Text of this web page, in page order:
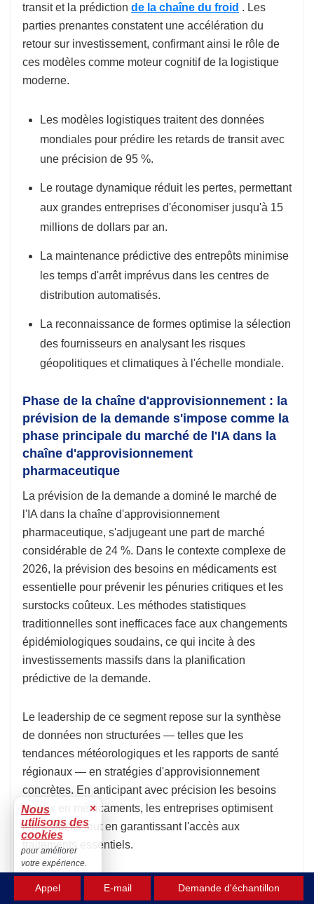
transit et la prédiction de la chaîne du froid . Les
parties prenantes constatent une accélération du
retour sur investissement, confirmant ainsi le rôle de
ces modèles comme moteur cognitif de la logistique
moderne.
Les modèles logistiques traitent des données
mondiales pour prédire les retards de transit avec
une précision de 95 %.
Le routage dynamique réduit les pertes, permettant
aux grandes entreprises d'économiser jusqu'à 15
millions de dollars par an.
La maintenance prédictive des entrepôts minimise
les temps d'arrêt imprévus dans les centres de
distribution automatisés.
La reconnaissance de formes optimise la sélection
des fournisseurs en analysant les risques
géopolitiques et climatiques à l'échelle mondiale.
Phase de la chaîne d'approvisionnement : la
prévision de la demande s'impose comme la
phase principale du marché de l'IA dans la
chaîne d'approvisionnement
pharmaceutique
La prévision de la demande a dominé le marché de
l'IA dans la chaîne d'approvisionnement
pharmaceutique, s'adjugeant une part de marché
considérable de 24 %. Dans le contexte complexe de
2026, la prévision des besoins en médicaments est
essentielle pour prévenir les pénuries critiques et les
surstocks coûteux. Les méthodes statistiques
traditionnelles sont inefficaces face aux changements
épidémiologiques soudains, ce qui incite à des
investissements massifs dans la planification
prédictive de la demande.
Le leadership de ce segment repose sur la synthèse
de données non structurées — telles que les
tendances météorologiques et les rapports de santé
régionaux — en stratégies d'approvisionnement
concrètes. En anticipant avec précision les besoins
locaux en médicaments, les entreprises optimisent
leurs stocks tout en garantissant l'accès aux
traitements essentiels.
Les modules de prévision permettent de réduire
Appel E-mail Demande d'échantillon
Nous
utilisons des
cookies
×
pour améliorer
votre expérience.